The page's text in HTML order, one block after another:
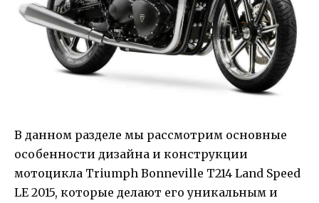
В данном разделе мы рассмотрим основные
особенности дизайна и конструкции
мотоцикла Triumph Bonneville T214 Land Speed
LE 2015, которые делают его уникальным и